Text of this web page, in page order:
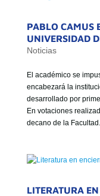
PABLO CAMUS
UNIVERSIDAD
Noticias
El académico se
encabezará la
desarrollado por
En votaciones
decano de la
LITERATURA